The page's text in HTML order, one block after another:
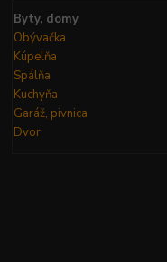
Byty, domy
Obývačka
Kúpelňa
Spálňa
Kuchyňa
Garáž, pivnica
Dvor